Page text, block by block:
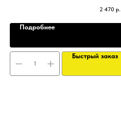
2 470 р.
Подробнее
Быстрый заказ